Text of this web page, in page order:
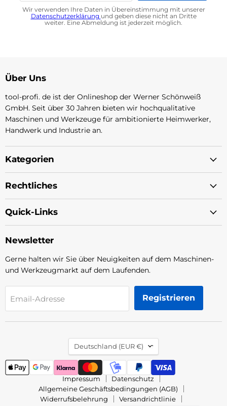
Wir verwenden Ihre Daten in Übereinstimmung mit unserer
Datenschutzerklärung und geben diese nicht an Dritte
weiter. Eine Abmeldung ist jederzeit möglich.
Über Uns
tool-profi. de ist der Onlineshop der Werner Schönweiß
GmbH. Seit über 30 Jahren bieten wir hochqualitative
Maschinen und Werkzeuge für ambitionierte Heimwerker,
Handwerk und Industrie an.
Kategorien
Rechtliches
Quick-Links
Newsletter
Gerne halten wir Sie über Neuigkeiten auf dem Maschinen-
und Werkzeugmarkt auf dem Laufenden.
Email-Adresse Registrieren
Land
Deutschland (EUR €)
Impressum
Datenschutz
Allgemeine Geschäftsbedingungen (AGB)
Widerrufsbelehrung
Versandrichtlinie